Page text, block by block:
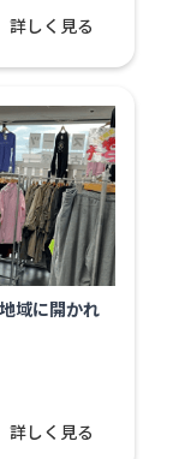
詳しく見る
詳しく見る